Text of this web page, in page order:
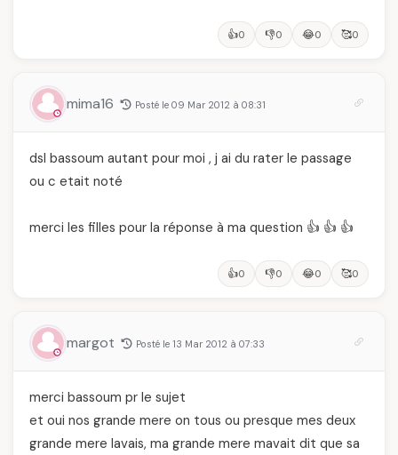
👍0 👎0 😂0 🥰0
mima16 Posté le 09 Mar 2012 à 08:31
dsl bassoum autant pour moi , j ai du rater le passage
ou c etait noté
merci les filles pour la réponse à ma question 👍 👍 👍
👍0 👎0 😂0 🥰0
margot Posté le 13 Mar 2012 à 07:33
merci bassoum pr le sujet
et oui nos grande mere on tous ou presque mes deux
grande mere lavais, ma grande mere mavait dit que sa